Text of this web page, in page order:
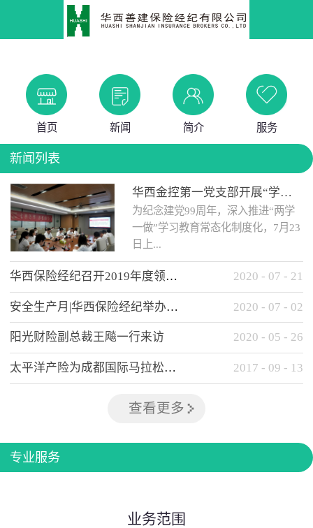
首页 新闻 简介 服务
新闻列表
华西金控第一党支部开展“学党史 知党情 做合格党员”主题教育工作会
为纪念建党99周年，深入推进“两学
一做”学习教育常态化制度化，7月23
日上...
午，华西金控第一党支部举办了“学
党史、知党情、...
华西保险经纪召开2019年度领导班子述职考核工作会 2020 - 07 - 21
安全生产月|华西保险经纪举办应急消防安全知识培训 2020 - 07 - 02
阳光财险副总裁王飚一行来访 2020 - 05 - 26
太平洋产险为成都国际马拉松提供全方位保险保障 2017 - 09 - 13
查看更多
专业服务
业务范围